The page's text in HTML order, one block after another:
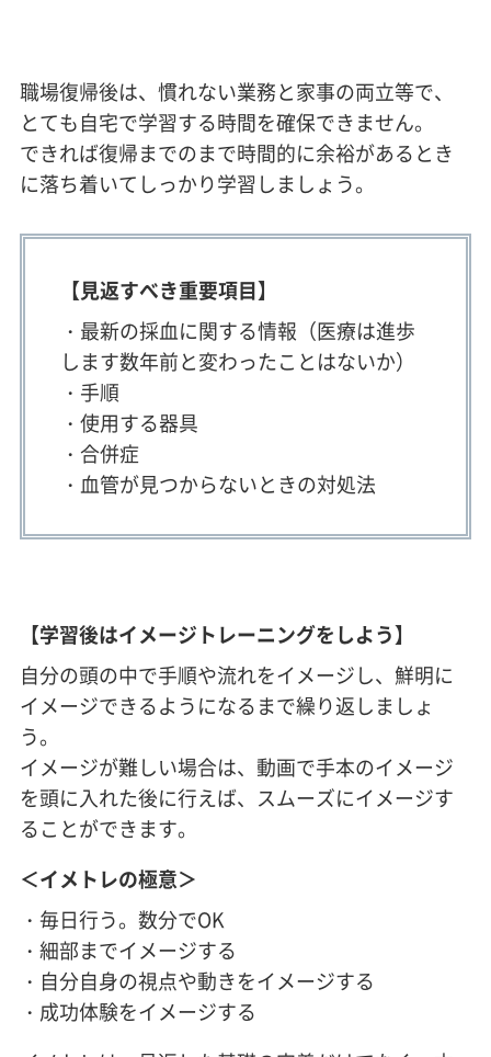
職場復帰後は、慣れない業務と家事の両立等で、
とても自宅で学習する時間を確保できません。
できれば復帰までのまで時間的に余裕があるとき
に落ち着いてしっかり学習しましょう。
【見返すべき重要項目】
・最新の採血に関する情報（医療は進歩
します数年前と変わったことはないか）
・手順
・使用する器具
・合併症
・血管が見つからないときの対処法
【学習後はイメージトレーニングをしよう】
自分の頭の中で手順や流れをイメージし、鮮明に
イメージできるようになるまで繰り返しましょ
う。
イメージが難しい場合は、動画で手本のイメージ
を頭に入れた後に行えば、スムーズにイメージす
ることができます。
＜イメトレの極意＞
・毎日行う。数分でOK
・細部までイメージする
・自分自身の視点や動きをイメージする
・成功体験をイメージする